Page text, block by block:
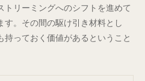
リーミングへのシフトを進めて
。その間の駆け引き材料とし
っておく価値があるということ